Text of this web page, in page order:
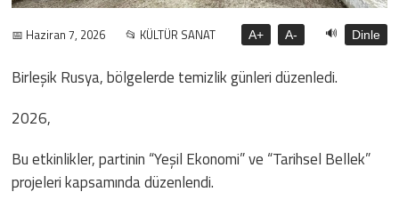
📅 Haziran 7, 2026 📂 KÜLTÜR SANAT A+ A- 🔊 Dinle
Birleşik Rusya, bölgelerde temizlik günleri düzenledi.
2026,
Bu etkinlikler, partinin “Yeşil Ekonomi” ve “Tarihsel Bellek”
projeleri kapsamında düzenlendi.